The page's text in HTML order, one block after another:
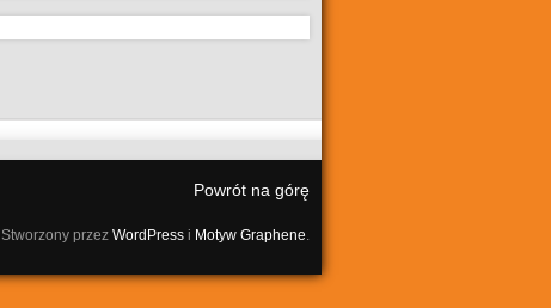
Powrót na górę
Stworzony przez WordPress i Motyw Graphene